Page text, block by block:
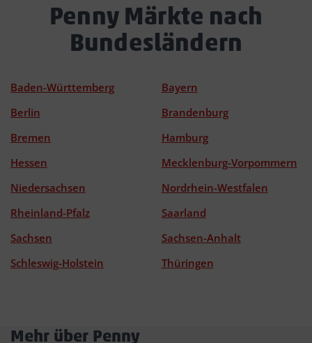
Penny Märkte nach
Bundesländern
Baden-Württemberg
Bayern
Berlin
Brandenburg
Bremen
Hamburg
Hessen
Mecklenburg-Vorpommern
Niedersachsen
Nordrhein-Westfalen
Rheinland-Pfalz
Saarland
Sachsen
Sachsen-Anhalt
Schleswig-Holstein
Thüringen
Mehr über Penny